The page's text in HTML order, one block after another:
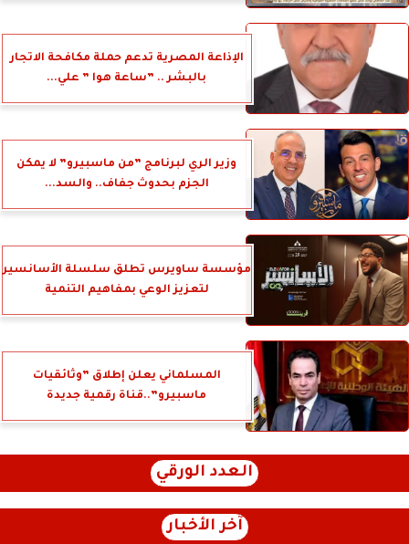
الإذاعة المصرية تدعم حملة مكافحة الاتجار
بالبشر .. ”ساعة هوا ” علي...
وزير الري لبرنامج ”من ماسبيرو” لا يمكن
الجزم بحدوث جفاف.. والسد...
مؤسسة ساويرس تطلق سلسلة الأسانسير
لتعزيز الوعي بمفاهيم التنمية
المسلماني يعلن إطلاق ”وثائقيات
ماسبيرو”..قناة رقمية جديدة
العدد الورقي
آخر الأخبار